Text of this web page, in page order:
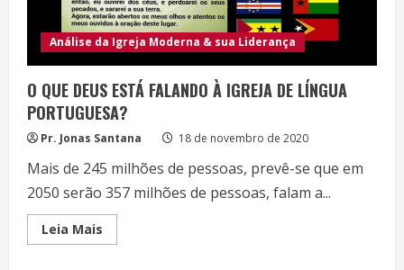
Análise da Igreja Moderna & sua Liderança
O QUE DEUS ESTÁ FALANDO À IGREJA DE LÍNGUA
PORTUGUESA?
Pr. Jonas Santana 18 de novembro de 2020
Mais de 245 milhões de pessoas, prevê-se que em
2050 serão 357 milhões de pessoas, falam a...
Leia Mais
more